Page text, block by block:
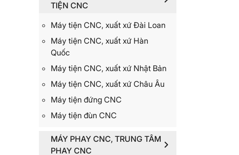
TIỆN CNC
Máy tiện CNC, xuất xứ Đài Loan
Máy tiện CNC, xuất xứ Hàn
Quốc
Máy tiện CNC, xuất xứ Nhật Bản
Máy tiện CNC, xuất xứ Châu Âu
Máy tiện đứng CNC
Máy tiện đùn CNC
MÁY PHAY CNC, TRUNG TÂM
PHAY CNC